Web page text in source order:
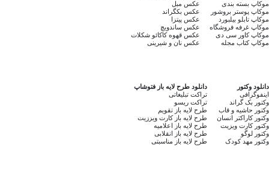
موکاپ بسته بندی
موکاپ پوستر بروشور
موکاپ تابلو بیلبورد
موکاپ غرفه فروشگاه
موکاپ کاور سی دی
موکاپ کتاب مجله
عکس مبل
عکس بکگراند
عکس پیتزا
عکس ساندویچ
عکس قهوه کاکائو شکلات
عکس نان و شیرینی
دانلود وکتور
اینفوگرافی
وکتور بک گراند
وکتور حاشیه و قاب
وکتور کاراکتر انسان
وکتور کارت ویزیت
وکتور لوگو
وکتور مهد کودک
دانلود طرح لایه باز فتوشاپ
تراکت تبلیغاتی
تراکت ریسو
طرح لایه باز تقویم
طرح لایه باز کارت ویززیت
طرح لایه باز اعلامیه
طرح لایه باز انقلابی
طرح لایه باز مناسبتی